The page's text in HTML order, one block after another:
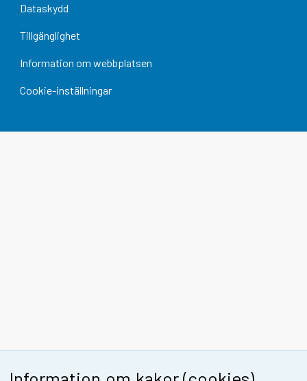
Dataskydd
Tillgänglighet
Information om webbplatsen
Cookie-inställningar